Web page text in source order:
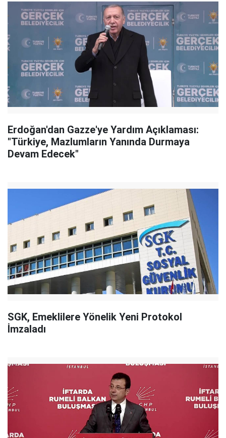
Erdoğan'dan Gazze'ye Yardım Açıklaması:
"Türkiye, Mazlumların Yanında Durmaya
Devam Edecek"
SGK, Emeklilere Yönelik Yeni Protokol
İmzaladı